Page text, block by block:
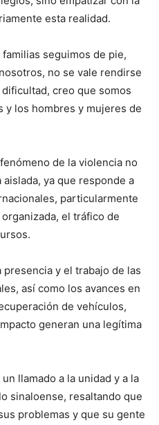
esta realidad.
seguimos de pie,
no se vale rendirse
creo que somos
y los hombres y mujeres de
de la violencia no
ya que responde a
particularmente
el tráfico de
y el trabajo de las
así como los avances en
de vehículos,
generan una legítima
llamado a la unidad y a la
sinaloense, resaltando que
problemas y que su gente